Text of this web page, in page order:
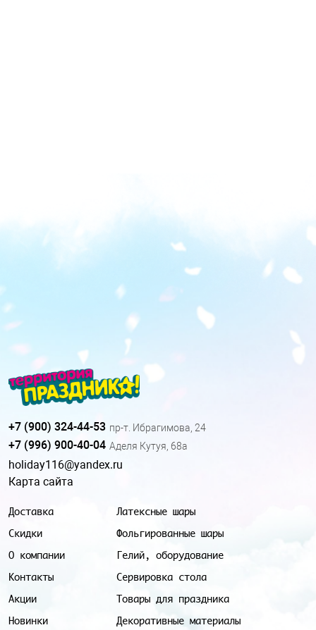
Доставка
Скидки
О компании
Контакты
Акции
Новинки
Латексные шары
Фольгированные шары
Гелий, оборудование
Сервировка стола
Товары для праздника
Декоративные материалы
+7 (900) 324-44-53 пр-т. Ибрагимова, 24
+7 (996) 900-40-04 Аделя Кутуя, 68а
holiday116@yandex.ru
Карта сайта